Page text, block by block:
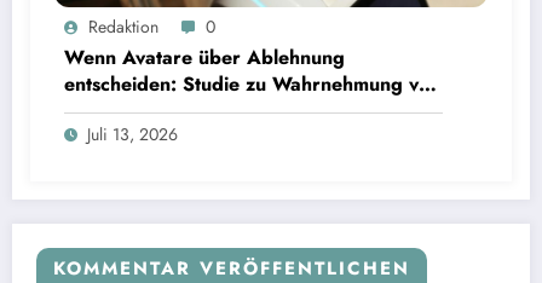
InterviewsRedaktion 0
Wenn Avatare über Ablehnung
entscheiden: Studie zu Wahrnehmung von
Fairness bei KI-Interviews
Juli 13, 2026
KOMMENTAR VERÖFFENTLICHEN